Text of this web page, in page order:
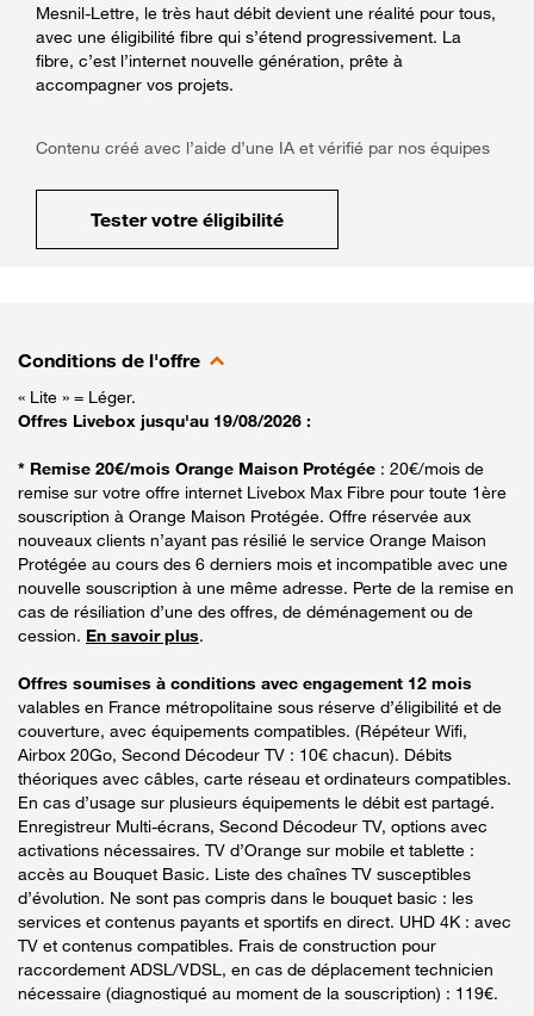
Mesnil-Lettre, le très haut débit devient une réalité pour tous,
avec une éligibilité fibre qui s’étend progressivement. La
fibre, c’est l’internet nouvelle génération, prête à
accompagner vos projets.
Contenu créé avec l’aide d’une IA et vérifié par nos équipes
Tester votre éligibilité
Conditions de l'offre
« Lite » = Léger.
Offres Livebox jusqu'au 19/08/2026 :
* Remise 20€/mois Orange Maison Protégée : 20€/mois de
remise sur votre offre internet Livebox Max Fibre pour toute 1ère
souscription à Orange Maison Protégée. Offre réservée aux
nouveaux clients n’ayant pas résilié le service Orange Maison
Protégée au cours des 6 derniers mois et incompatible avec une
nouvelle souscription à une même adresse. Perte de la remise en
cas de résiliation d’une des offres, de déménagement ou de
cession. En savoir plus.
Offres soumises à conditions avec engagement 12 mois
valables en France métropolitaine sous réserve d’éligibilité et de
couverture, avec équipements compatibles. (Répéteur Wifi,
Airbox 20Go, Second Décodeur TV : 10€ chacun). Débits
théoriques avec câbles, carte réseau et ordinateurs compatibles.
En cas d’usage sur plusieurs équipements le débit est partagé.
Enregistreur Multi-écrans, Second Décodeur TV, options avec
activations nécessaires. TV d’Orange sur mobile et tablette :
accès au Bouquet Basic. Liste des chaînes TV susceptibles
d’évolution. Ne sont pas compris dans le bouquet basic : les
services et contenus payants et sportifs en direct. UHD 4K : avec
TV et contenus compatibles. Frais de construction pour
raccordement ADSL/VDSL, en cas de déplacement technicien
nécessaire (diagnostiqué au moment de la souscription) : 119€.